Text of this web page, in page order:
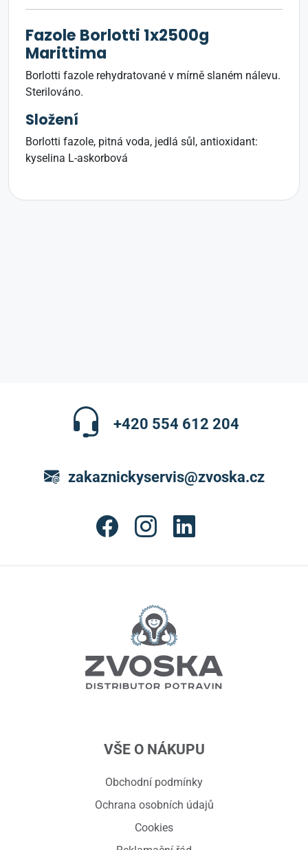
Fazole Borlotti 1x2500g
Marittima
Borlotti fazole rehydratované v mírně slaném nálevu.
Sterilováno.
Složení
Borlotti fazole, pitná voda, jedlá sůl, antioxidant:
kyselina L-askorbová
+420 554 612 204
zakaznickyservis@zvoska.cz
VŠE O NÁKUPU
Obchodní podmínky
Ochrana osobních údajů
Cookies